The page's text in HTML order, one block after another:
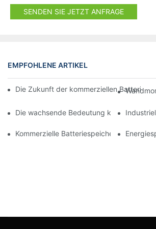
SENDEN SIE JETZT ANFRAGE
EMPFOHLENE ARTIKEL
Die Zukunft der kommerziellen
Die wachsende Bedeutung
Kommerzielle Batteriespeichersysteme: